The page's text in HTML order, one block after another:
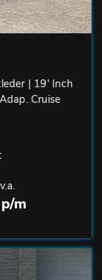
| 19' Inch
Cruise
m